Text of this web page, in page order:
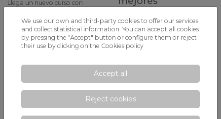
Llega un nuevo curso con
año pasado...
alumnos de L'H con mejores
notas en la Selectividad
We use our own and third-party cookies to offer our services
and collect statistical information. You can accept all cookies
by pressing the "Accept" button or configure them or reject
their use by clicking on the Cookies policy
Accept all
Reject cookies